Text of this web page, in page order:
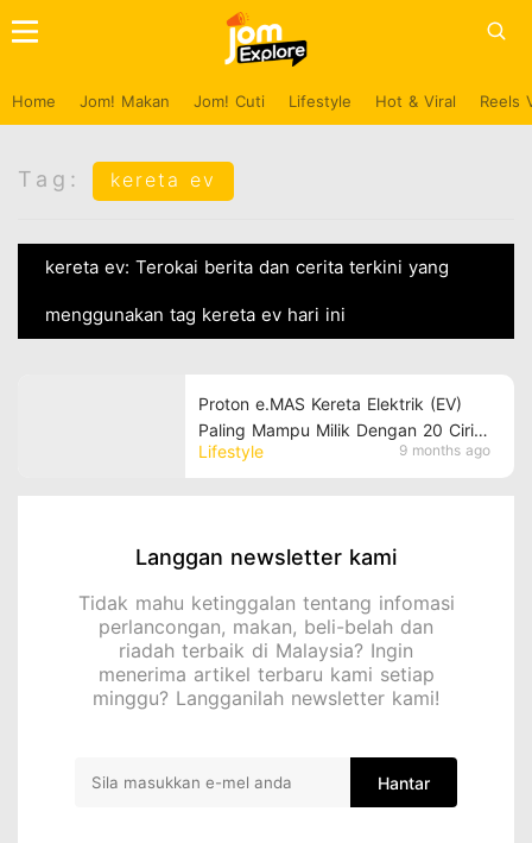
Home Jom! Makan Jom! Cuti Lifestyle Hot & Viral Reels
Tag: kereta ev
kereta ev: Terokai berita dan cerita terkini yang
menggunakan tag kereta ev hari ini
Lifestyle 9 months ago
Proton e.MAS Kereta Elektrik (EV)
Paling Mampu Milik Dengan 20 Ciri
Eksklusif
Langgan newsletter kami
Tidak mahu ketinggalan tentang infomasi
perlancongan, makan, beli-belah dan
riadah terbaik di Malaysia? Ingin
menerima artikel terbaru kami setiap
minggu? Langganilah newsletter kami!
Hantar